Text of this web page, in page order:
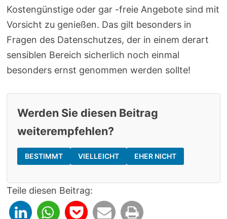
Kostengünstige oder gar -freie Angebote sind mit
Vorsicht zu genießen. Das gilt besonders in
Fragen des Datenschutzes, der in einem derart
sensiblen Bereich sicherlich noch einmal
besonders ernst genommen werden sollte!
Werden Sie diesen Beitrag
weiterempfehlen?
BESTIMMT VIELLEICHT EHER NICHT
Teile diesen Beitrag: